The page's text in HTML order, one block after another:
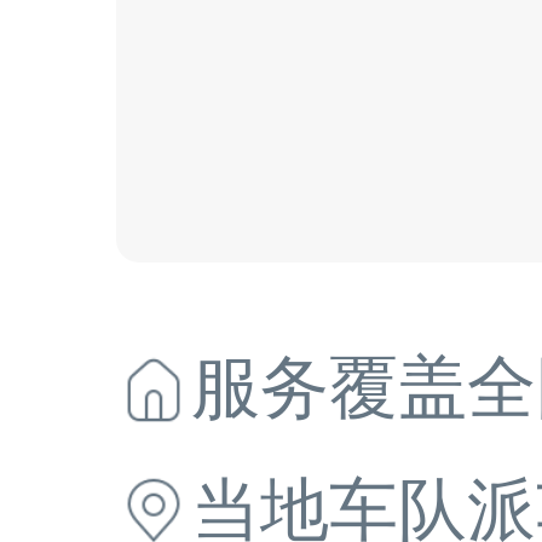
服务覆盖
当地车队